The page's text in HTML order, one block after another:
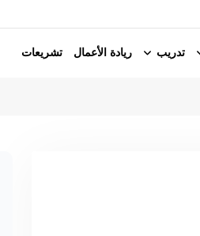
تدريب ريادة الأعمال تشريعات